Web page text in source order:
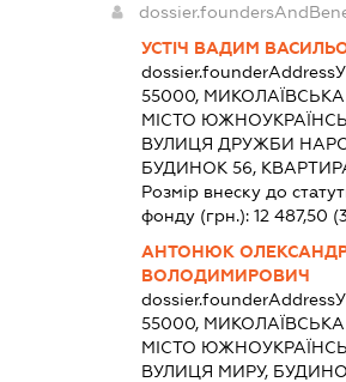
УСТІЧ ВАДИМ
dossier.founderAddress
55000,
МІСТО
ВУЛИЦЯ ДРУЖБИ
БУДИНОК 56,
Розмір внеску до
фонду (грн.):12 487,50
АНТОНЮК
ВОЛОДИМИРОВИЧ
dossier.founderAddress
55000,
МІСТО
ВУЛИЦЯ МИРУ,